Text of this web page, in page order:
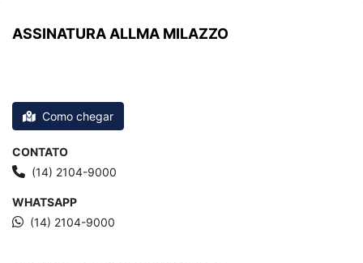
ASSINATURA ALLMA MILAZZO
Como chegar
CONTATO
(14) 2104-9000
WHATSAPP
(14) 2104-9000